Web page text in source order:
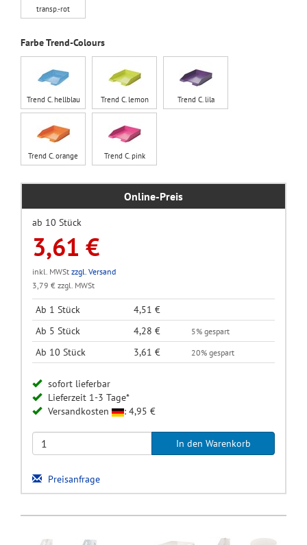
transp.-rot
Farbe Trend-Colours
Trend C. hellblau Trend C. lemon Trend C. lila
Trend C. orange Trend C. pink
Online-Preis
ab 10 Stück
3,61 €
inkl. MWSt zzgl. Versand
3,79 € zzgl. MWSt
Ab 1 Stück
4,51 €
Ab 5 Stück
4,28 € 5% gespart
Ab 10 Stück 3,61 € 20% gespart
sofort lieferbar
Lieferzeit 1-3 Tage*
Versandkosten
: 4,95 €
Preisanfrage